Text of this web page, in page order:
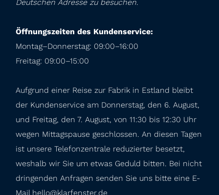
Deutschen Adresse zu besuchen.
Öffnungszeiten des Kundenservice:
Montag–Donnerstag: 09:00–16:00
Freitag: 09:00–15:00
Aufgrund einer Reise zur Fabrik in Estland bleibt
der Kundenservice am Donnerstag, den 6. August,
und Freitag, den 7. August, von 11:30 bis 12:30 Uhr
wegen Mittagspause geschlossen. An diesen Tagen
ist unsere Telefonzentrale reduzierter besetzt,
weshalb wir Sie um etwas Geduld bitten. Bei nicht
dringenden Anfragen senden Sie uns bitte eine E-
Mail hello@klarfenster.de